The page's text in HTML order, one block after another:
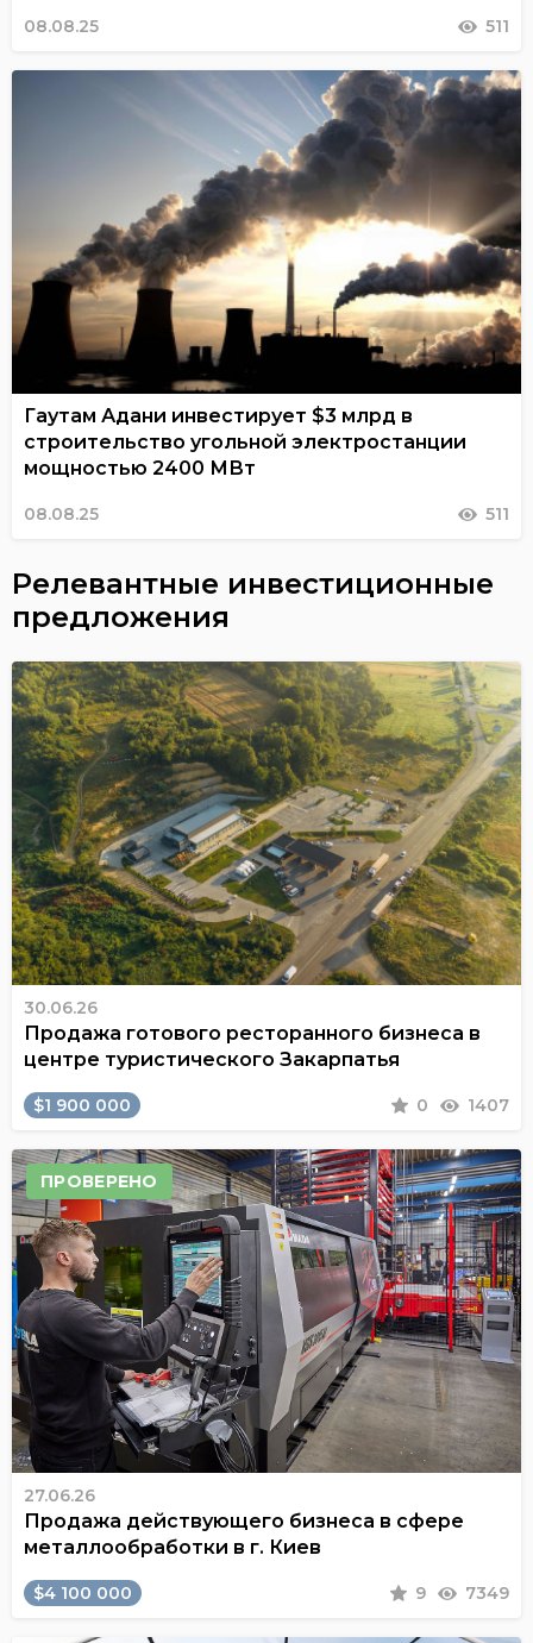
08.08.25 511
Гаутам Адани инвестирует $3 млрд в
строительство угольной электростанции
мощностью 2400 МВт
08.08.25 511
Релевантные инвестиционные
предложения
30.06.26
Продажа готового ресторанного бизнеса в
центре туристического Закарпатья
$1 900 000 0 1407
ПРОВЕРЕНО
27.06.26
Продажа действующего бизнеса в сфере
металлообработки в г. Киев
$4 100 000 9 7349